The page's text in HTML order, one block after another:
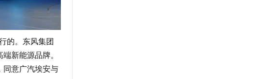
的。东风集团
新能源品牌。
同意广汽埃安与